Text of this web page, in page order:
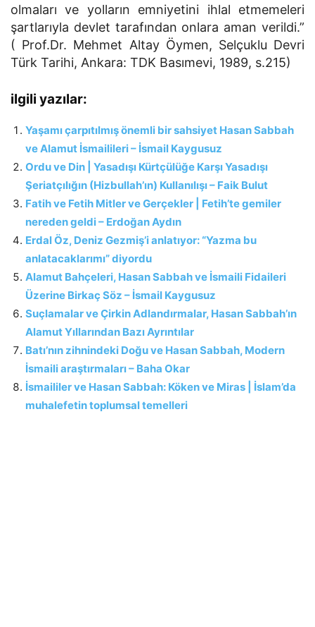
olmaları ve yolların emniyetini ihlal etmemeleri
şartlarıyla devlet tarafından onlara aman verildi.”
( Prof.Dr. Mehmet Altay Öymen, Selçuklu Devri
Türk Tarihi, Ankara: TDK Basımevi, 1989, s.215)
ilgili yazılar:
Yaşamı çarpıtılmış önemli bir sahsiyet Hasan Sabbah
ve Alamut İsmailileri – İsmail Kaygusuz
Ordu ve Din | Yasadışı Kürtçülüğe Karşı Yasadışı
Şeriatçılığın (Hizbullah’ın) Kullanılışı – Faik Bulut
Fatih ve Fetih Mitler ve Gerçekler | Fetih’te gemiler
nereden geldi – Erdoğan Aydın
Erdal Öz, Deniz Gezmiş’i anlatıyor: “Yazma bu
anlatacaklarımı” diyordu
Alamut Bahçeleri, Hasan Sabbah ve İsmaili Fidaileri
Üzerine Birkaç Söz – İsmail Kaygusuz
Suçlamalar ve Çirkin Adlandırmalar, Hasan Sabbah’ın
Alamut Yıllarından Bazı Ayrıntılar
Batı’nın zihnindeki Doğu ve Hasan Sabbah, Modern
İsmaili araştırmaları – Baha Okar
İsmaililer ve Hasan Sabbah: Köken ve Miras | İslam’da
muhalefetin toplumsal temelleri